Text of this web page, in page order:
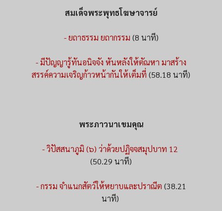
สมเด็จพระพุทธโฆษาจารย์
- ยถาธรรม ยถากรรม (8 นาที)
- มีปัญญารู้ทันอนิจจัง หันหลังให้ตัณหา มาสร้าง
สรรค์ความเจริญก้าวหน้ากันให้เต็มที่ (58.18 นาที)
พระภาวนาเขมคุณ
- วิปัสสนาภูมิ (๖) ว่าด้วยปฏิจจสมุปบาท 12
(50.29 นาที)
- กรรม จำแนกสัตว์ให้หยาบและปราณีต (38.21
นาที)